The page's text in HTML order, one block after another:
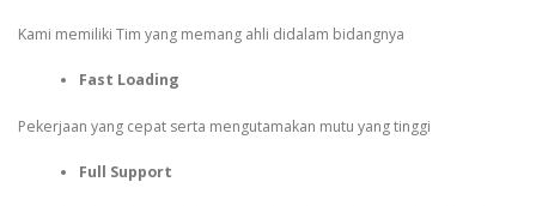
Kami memiliki Tim yang memang ahli didalam bidangnya
Fast Loading
Pekerjaan yang cepat serta mengutamakan mutu yang tinggi
Full Support